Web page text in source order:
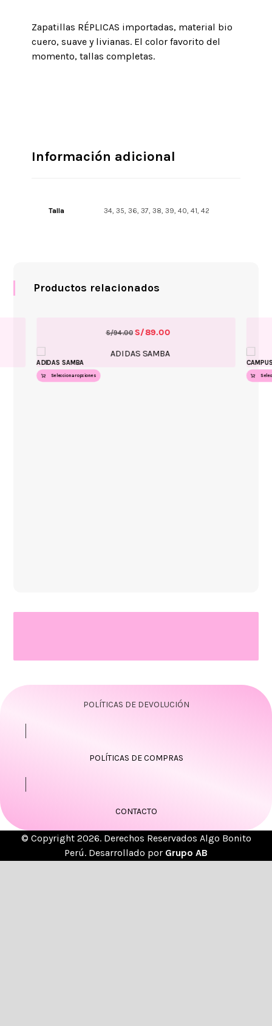
Zapatillas RÉPLICAS importadas, material bio
cuero, suave y livianas. El color favorito del
momento, tallas completas.
Información adicional
Talla 34, 35, 36, 37, 38, 39, 40, 41, 42
Productos relacionados
ADIDAS SAMBA
S/94.00 S/89.00
Seleccionar opciones
POLÍTICAS DE DEVOLUCIÓN
POLÍTICAS DE COMPRAS
CONTACTO
© Copyright 2026. Derechos Reservados Algo Bonito
Perú. Desarrollado por Grupo AB